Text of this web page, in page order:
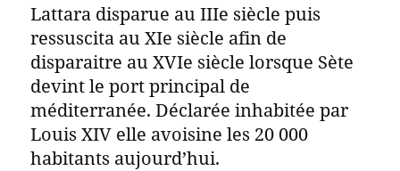
Lattara disparue au IIIe siècle puis
ressuscita au XIe siècle afin de
disparaitre au XVIe siècle lorsque Sète
devint le port principal de
méditerranée. Déclarée inhabitée par
Louis XIV elle avoisine les 20 000
habitants aujourd’hui.